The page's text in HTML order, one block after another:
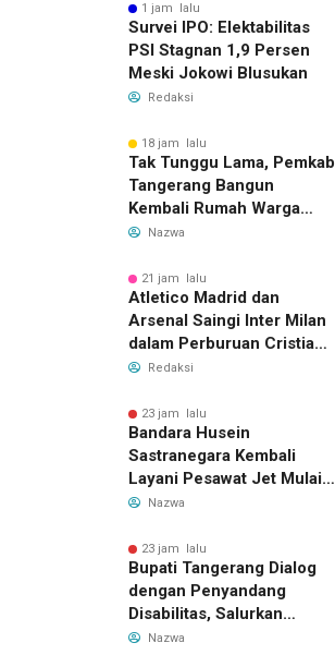
1 jam lalu
Survei IPO: Elektabilitas
PSI Stagnan 1,9 Persen
Meski Jokowi Blusukan
Redaksi
18 jam lalu
Tak Tunggu Lama, Pemkab
Tangerang Bangun
Kembali Rumah Warga
yang Roboh Akibat Puting
Nazwa
21 jam lalu
Atletico Madrid dan
Arsenal Saingi Inter Milan
dalam Perburuan Cristian
Romero, Transfer Bek
Redaksi
23 jam lalu
Bandara Husein
Sastranegara Kembali
Layani Pesawat Jet Mulai
14 Agustus 2026, Garuda
Bandung-Denpasar
Nazwa
23 jam lalu
Bupati Tangerang Dialog
dengan Penyandang
Disabilitas, Salurkan
Bantuan dan Tampung
Nazwa